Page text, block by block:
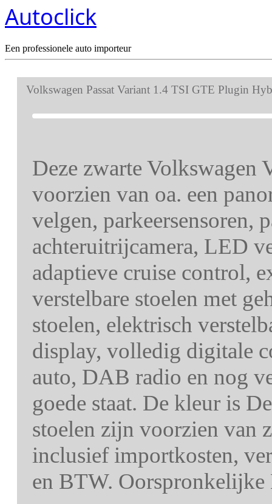
Autoclick
Een professionele auto importeur
Volkswagen Passat Variant 1.4 TSI GTE Plugin
Deze zwarte Volkswagen
voorzien van oa. een
velgen, parkeersensoren,
achteruitrijcamera, LED
adaptieve cruise control,
verstelbare stoelen met
stoelen, elektrisch
display, volledig digitale
auto, DAB radio en nog
goede staat. De kleur is
stoelen zijn voorzien van
inclusief importkosten,
en BTW.